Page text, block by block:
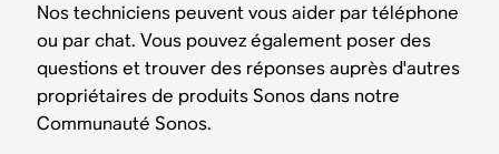
Nos techniciens peuvent vous aider par téléphone
ou par chat. Vous pouvez également poser des
questions et trouver des réponses auprès d'autres
propriétaires de produits Sonos dans notre
Communauté Sonos.